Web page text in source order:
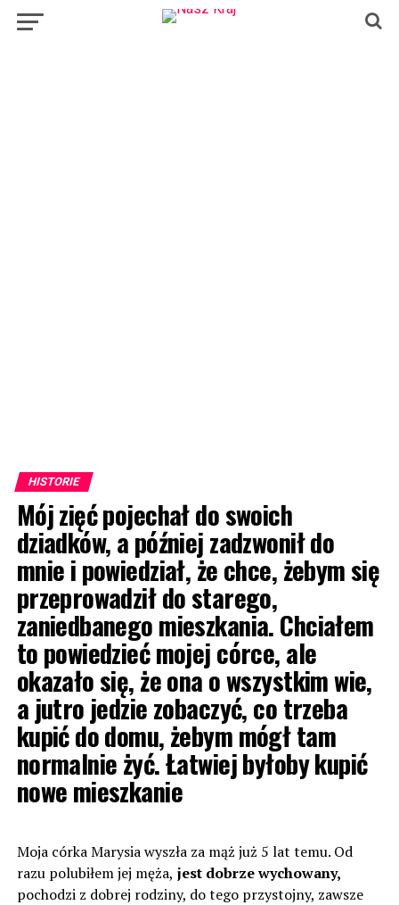
HISTORIE
Mój zięć pojechał do swoich
dziadków, a później zadzwonił do
mnie i powiedział, że chce, żebym się
przeprowadził do starego,
zaniedbanego mieszkania. Chciałem
to powiedzieć mojej córce, ale
okazało się, że ona o wszystkim wie,
a jutro jedzie zobaczyć, co trzeba
kupić do domu, żebym mógł tam
normalnie żyć. Łatwiej byłoby kupić
nowe mieszkanie
Moja córka Marysia wyszła za mąż już 5 lat temu. Od
razu polubiłem jej męża, jest dobrze wychowany,
pochodzi z dobrej rodziny, do tego przystojny, zawsze